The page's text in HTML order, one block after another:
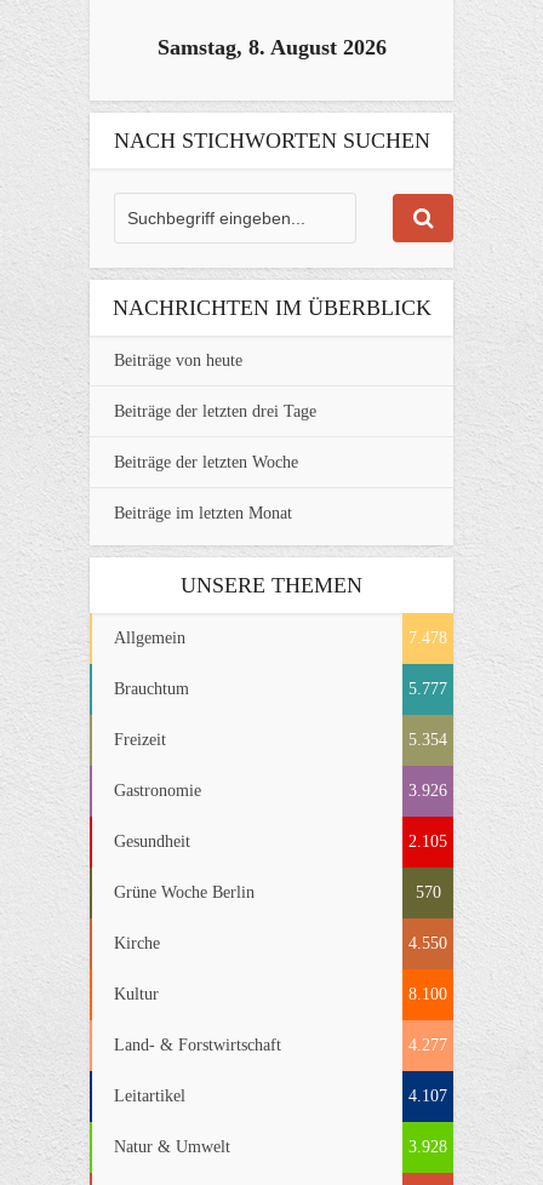
Samstag, 8. August 2026
NACH STICHWORTEN SUCHEN
NACHRICHTEN IM ÜBERBLICK
Beiträge von heute
Beiträge der letzten drei Tage
Beiträge der letzten Woche
Beiträge im letzten Monat
UNSERE THEMEN
Allgemein 7.478
Brauchtum 5.777
Freizeit 5.354
Gastronomie 3.926
Gesundheit 2.105
Grüne Woche Berlin 570
Kirche 4.550
Kultur 8.100
Land- & Forstwirtschaft 4.277
Leitartikel 4.107
Natur & Umwelt 3.928